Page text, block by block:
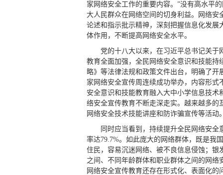
家网络安全工作的重要内容。”没有高水平
大人民群众在网络空间的切身利益。网络
论述和指示批示精神，深刻把握信息化发
体作用，不断提高网络安全水平。
党的十八大以来，在习近平总书记关
教育全面加强，全民网络安全意识和技能
略》等法律法规和政策文件出台，明确了
家网络安全宣传周连续成功举办，内容形
安全意识和技能教育融入大中小学信息技
络安全宣传教育不断走深走实。越来越多
网络安全技术技能讲座和防诈骗宣传等活动
同时应当看到，持续提升全民网络安
率达79.7%。如此庞大的网络群体，既是我
住民，容易沉迷网络、被不良信息侵蚀；银
之间、不同年龄群体和职业群体之间的网
网络安全宣传教育还存在形式化、表面化